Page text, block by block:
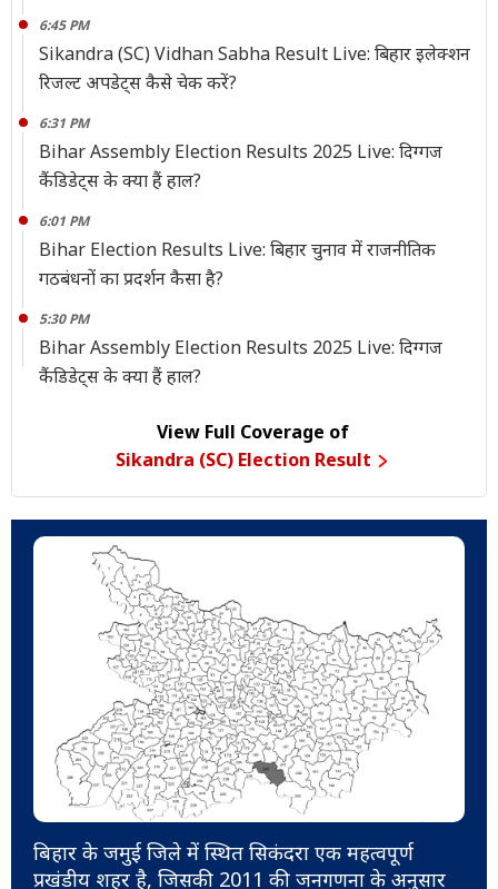
6:45 PM
Sikandra (SC) Vidhan Sabha Result Live: बिहार इलेक्शन
रिजल्ट अपडेट्स कैसे चेक करें?
6:31 PM
Bihar Assembly Election Results 2025 Live: दिग्गज
कैंडिडेट्स के क्या हैं हाल?
6:01 PM
Bihar Election Results Live: बिहार चुनाव में राजनीतिक
गठबंधनों का प्रदर्शन कैसा है?
5:30 PM
Bihar Assembly Election Results 2025 Live: दिग्गज
कैंडिडेट्स के क्या हैं हाल?
View Full Coverage of
Sikandra (SC) Election Result
बिहार के जमुई जिले में स्थित सिकंदरा एक महत्वपूर्ण
प्रखंडीय शहर है, जिसकी 2011 की जनगणना के अनुसार